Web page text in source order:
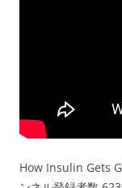
How Insulin Gets